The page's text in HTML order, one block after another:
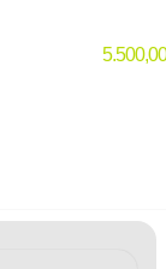
5.500,00